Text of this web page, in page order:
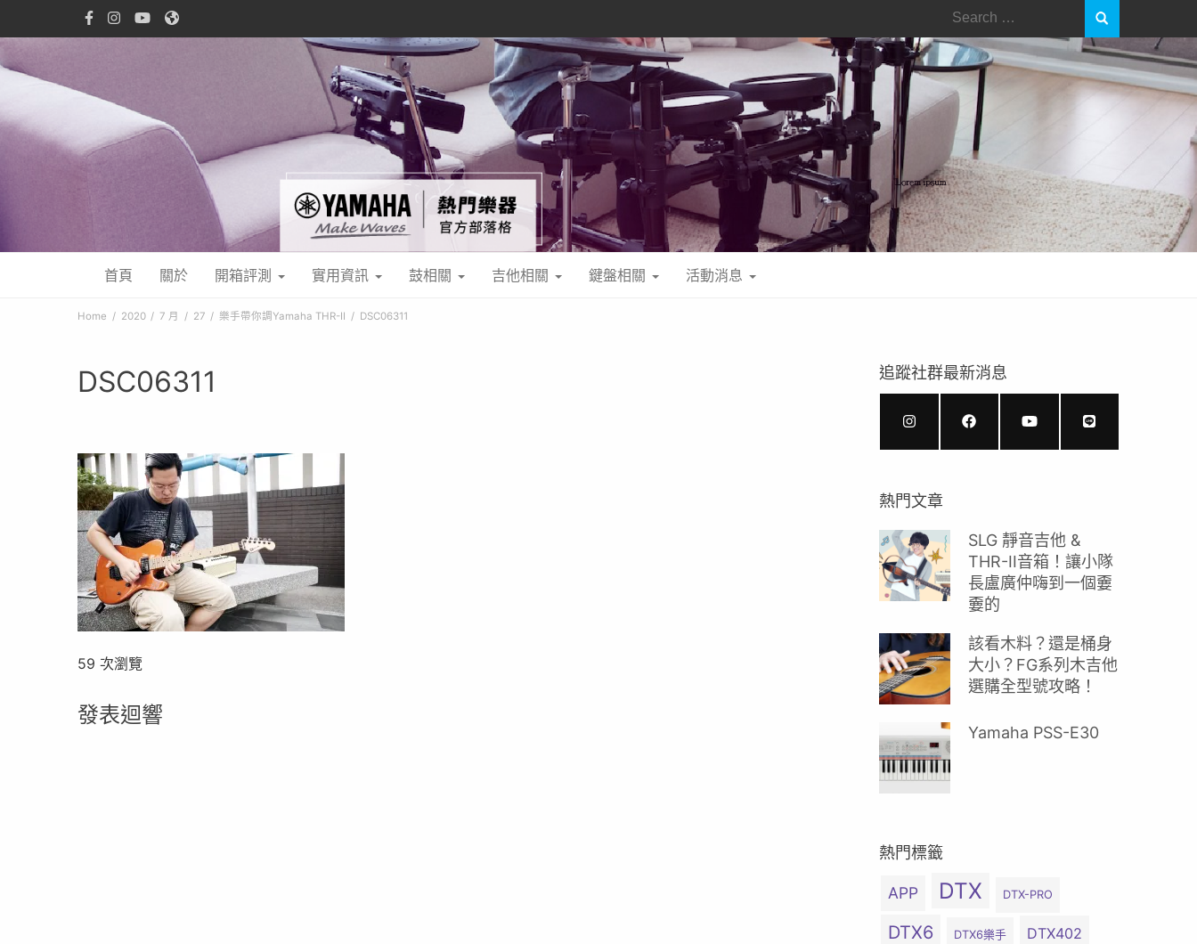
Search
首頁 關於 開箱評測 實用資訊 鼓相關 吉他相關 鍵盤相關 活動消息
Home 2020 7 月 27 樂手帶你調Yamaha THR-II DSC06311
DSC06311
59 次瀏覽
發表迴響
追蹤社群最新消息
熱門文章
SLG 靜音吉他 &
THR-II音箱！讓小隊
長盧廣仲嗨到一個嫑
嫑的
該看木料？還是桶身
大小？FG系列木吉他
選購全型號攻略！
Yamaha PSS-E30
熱門標籤
APP DTX DTX-PRO
DTX6 DTX6樂手 DTX402